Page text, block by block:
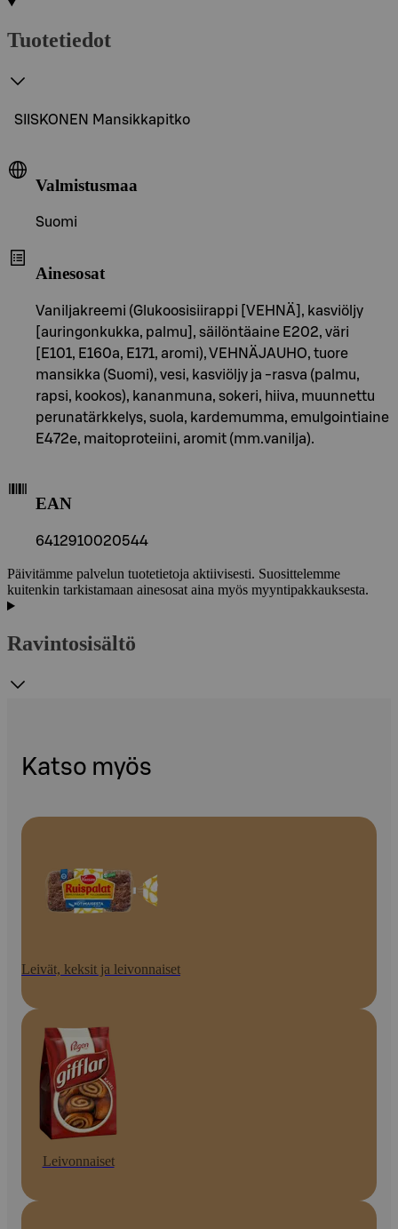
Tuotetiedot
SIISKONEN Mansikkapitko
Valmistusmaa
Suomi
Ainesosat
Vaniljakreemi (Glukoosisiirappi [VEHNÄ], kasviöljy
[auringonkukka, palmu], säilöntäaine E202, väri
[E101, E160a, E171, aromi), VEHNÄJAUHO, tuore
mansikka (Suomi), vesi, kasviöljy ja -rasva (palmu,
rapsi, kookos), kananmuna, sokeri, hiiva, muunnettu
perunatärkkelys, suola, kardemumma, emulgointiaine
E472e, maitoproteiini, aromit (mm.vanilja).
EAN
6412910020544
Päivitämme palvelun tuotetietoja aktiivisesti. Suosittelemme
kuitenkin tarkistamaan ainesosat aina myös myyntipakkauksesta.
Ravintosisältö
Katso myös
Leivät, keksit ja leivonnaiset
Leivonnaiset